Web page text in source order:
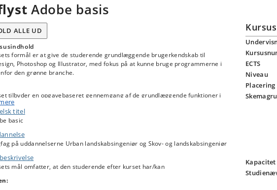
Adobe basis
ALLE UD
formål er at give de studerende grundlæggende brugerkendskab til
Photoshop og Illustrator, med fokus på at kunne bruge programmerne i
den grønne branche.
tilbyder en opgavebaseret gennemgang af de grundlæggende funktioner i
tre programmer, som blandt andet indbefatter:
grundlæggende overblik over funktioner og værktøjer
anvendelsesmuligheder.
titel
basic
på uddannelserne Urban landskabsingeniør og Skov- og landskabsingeniør
mål omfatter, at den studerende efter kurset har/kan
ECTS
Niveau
Placering
Kapacitet